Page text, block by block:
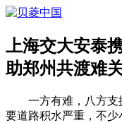
上海交大安泰
助郑州共渡难关
一方有难，八方支
要道路积水严重，不